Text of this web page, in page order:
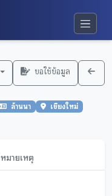
ขอใช้ข้อมูล
ล้านนา
เชียงใหม่
หมายเหตุ